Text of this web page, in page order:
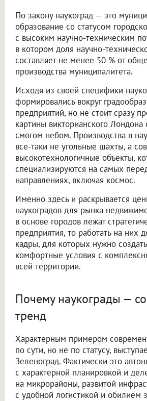
По закону наукоград — это
образование со статусом
с высоким научно-техническим
в котором доля научно-
составляет не менее 50 % от
производства муниципалитета.
Исходя из своей специфики
формировались вокруг
предприятий, но не стоит сразу
картины викторианского Лондона
смогом небом. Производства в
все-таки не угольные шахты, а
высокотехнологичные объекты,
специализируются на самых
направлениях, включая космос.
Именно здесь и раскрывается
наукоградов для рынка
в основе городов лежат
предприятия, то работать на них
кадры, для которых нужно
комфортные условия с
всей территории.
Почему наукограды —
тренд
Характерным примером
по сути, но не по статусу,
Зеленоград. Фактически это
с характерной планировкой и
на микрорайоны, развитой
с удобной логистикой и обилием